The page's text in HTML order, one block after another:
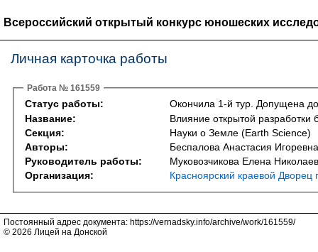
Всероссийский открытый конкурс юношеских
Личная карточка работы
Работа № 161559
Статус работы:
Окончила 1-й тур. Допущена
Название:
Влияние открытой разработки
Секция:
Науки о Земле (Earth Science)
Авторы:
Беспалова Анастасия Игоревна
Руководитель работы:
Муковозчикова Елена
Организация:
Красноярский краевой Дворец
Постоянный адрес документа: https://vernadsky.info/archive/work/161559/
© 2026 Лицей на Донской